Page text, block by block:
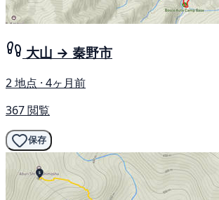
大山 → 秦野市
2 地点 · 4ヶ月前
367 閲覧
保存